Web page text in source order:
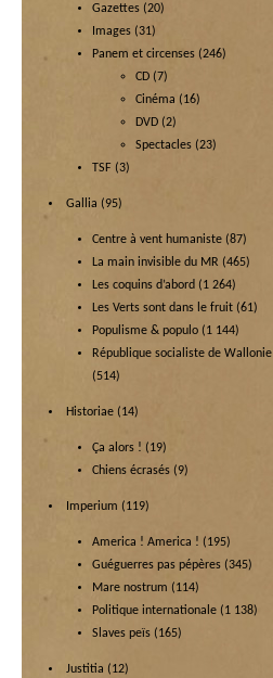
Gazettes (20)
Images (31)
Panem et circenses (246)
CD (7)
Cinéma (16)
DVD (2)
Spectacles (23)
TSF (3)
Gallia (95)
Centre à vent humaniste (87)
La main invisible du MR (465)
Les coquins d’abord (1 264)
Les Verts sont dans le fruit (61)
Populisme & populo (1 144)
République socialiste de Wallonie
(514)
Historiae (14)
Ça alors ! (19)
Chiens écrasés (9)
Imperium (119)
America ! America ! (195)
Guéguerres pas pépères (345)
Mare nostrum (114)
Politique internationale (1 138)
Slaves peïs (165)
Justitia (12)